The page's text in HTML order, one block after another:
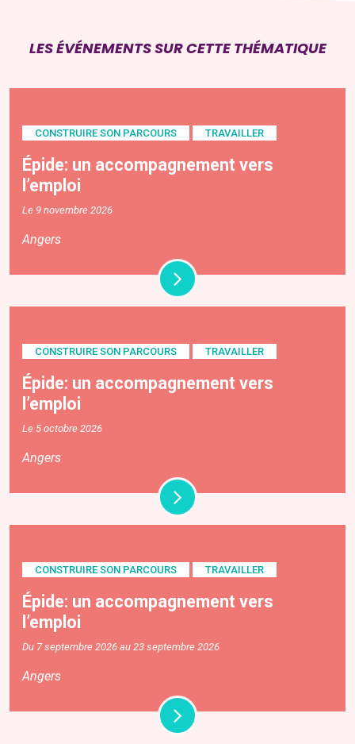
LES ÉVÉNEMENTS SUR CETTE THÉMATIQUE
CONSTRUIRE SON PARCOURS TRAVAILLER
Épide: un accompagnement vers
l’emploi
Le 9 novembre 2026
Angers
CONSTRUIRE SON PARCOURS TRAVAILLER
Épide: un accompagnement vers
l’emploi
Le 5 octobre 2026
Angers
CONSTRUIRE SON PARCOURS TRAVAILLER
Épide: un accompagnement vers
l’emploi
Du 7 septembre 2026 au 23 septembre 2026
Angers